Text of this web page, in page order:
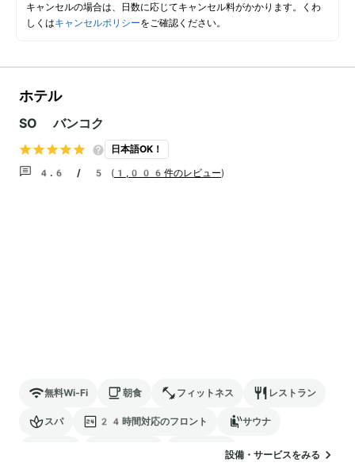
キャンセルの場合は、日数に応じてキャンセル料がかかります。くわ
しくはキャンセルポリシーをご確認ください。
ホテル
SO バンコク
日本語OK！
4.6 / 5 ( 1,006件のレビュー)
無料Wi-Fi 朝食 フィットネス レストラン
スパ 24時間対応のフロント サウナ
空港送迎設備・サービスをみる